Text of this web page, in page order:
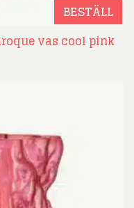
BESTÄLL
vas cool pink